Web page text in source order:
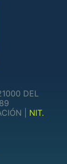
DEL
| NIT.